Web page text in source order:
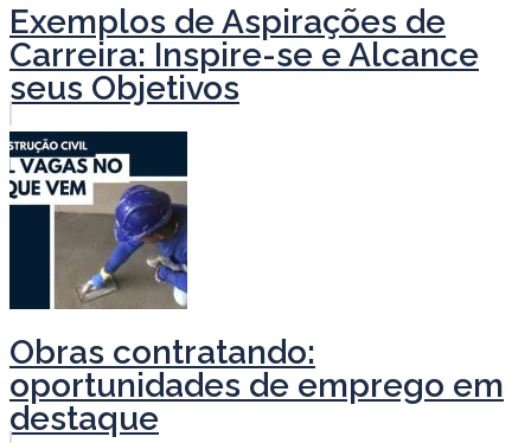
Exemplos de Aspirações de
Carreira: Inspire-se e Alcance
seus Objetivos
Obras contratando:
oportunidades de emprego em
destaque